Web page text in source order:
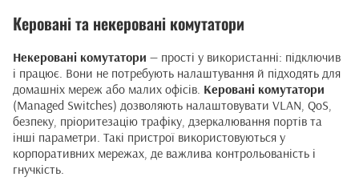
Керовані та некеровані комутатори
Некеровані комутатори — прості у використанні: підключив
і працює. Вони не потребують налаштування й підходять для
домашніх мереж або малих офісів. Керовані комутатори
(Managed Switches) дозволяють налаштовувати VLAN, QoS,
безпеку, пріоритезацію трафіку, дзеркалювання портів та
інші параметри. Такі пристрої використовуються у
корпоративних мережах, де важлива контрольованість і
гнучкість.